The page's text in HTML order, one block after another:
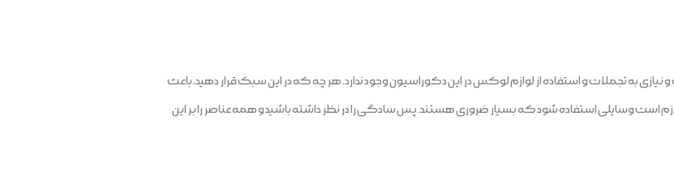
نیازی به تجملات و استفاده از لوازم لوکس در این دکوراسیون وجود ندارد. هر چه که در این سبک قرار دهید، باعث
است وسایلی استفاده شود که بسیار ضروری هستند. پس سادگی را در نظر داشته باشید و همه عناصر را بر این